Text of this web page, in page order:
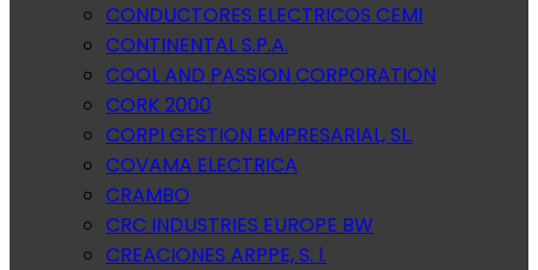
CONDUCTORES ELECTRICOS CEMI
CONTINENTAL S.P.A.
COOL AND PASSION CORPORATION
CORK 2000
CORPI GESTION EMPRESARIAL, SL.
COVAMA ELECTRICA
CRAMBO
CRC INDUSTRIES EUROPE BW
CREACIONES ARPPE, S. l.